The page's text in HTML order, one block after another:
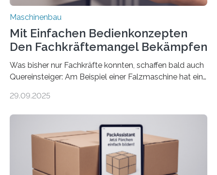
Maschinenbau
Mit Einfachen Bedienkonzepten
Den Fachkräftemangel Bekämpfen
Was bisher nur Fachkräfte konnten, schaffen bald auch
Quereinsteiger: Am Beispiel einer Falzmaschine hat ein
Mensch-Maschine-Schnittstelle so sehr vereinfacht,
Die zugrunde liegende Methodik lässt sich auf alle
anderen Maschinen übertragen. Eine Falzmaschine
umzurüsten ist ein Job für echte Profis. Eine solche
Maschine faltet in Druckereien Broschüren, Prospekte,
Landkarten und vieles mehr – mehrere Zehntausend
29.09.2025